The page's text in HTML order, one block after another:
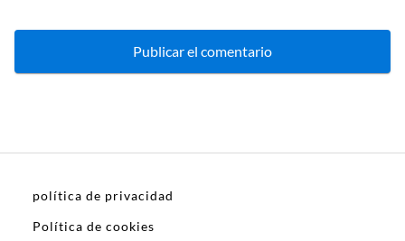
política de privacidad
Política de cookies